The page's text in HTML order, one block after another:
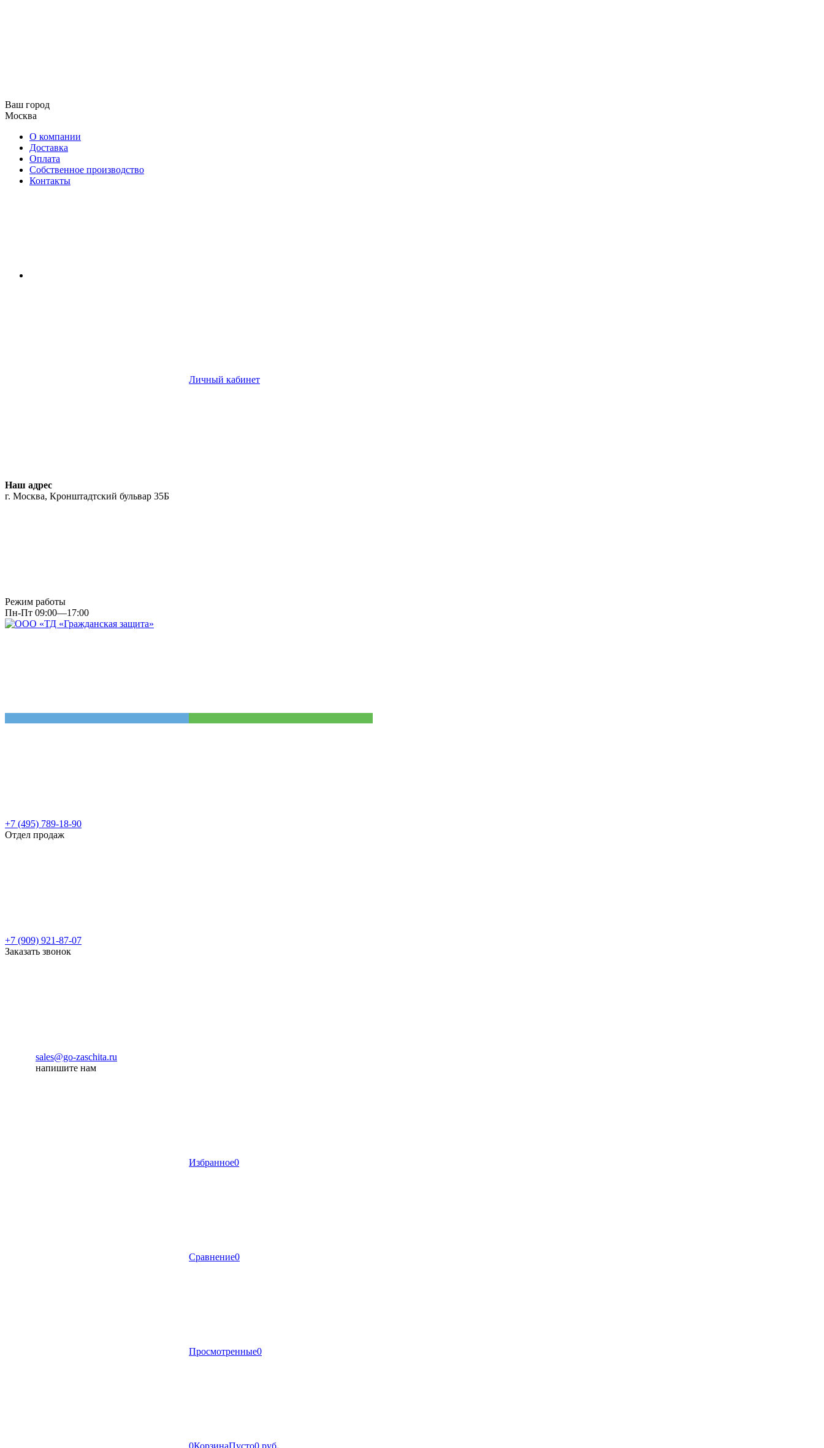
Ваш город
Москва
О компании
Доставка
Оплата
Собственное производство
Контакты
Личный кабинет
Наш адрес
г. Москва, Кронштадтский бульвар 35Б
Режим работы
Пн-Пт 09:00—17:00
+7 (495) 789-18-90
Отдел продаж
+7 (909) 921-87-07
Заказать звонок
sales@go-zaschita.ru
напишите нам
Избранное0
Сравнение0
Просмотренные0
0КорзинаПусто0 руб.